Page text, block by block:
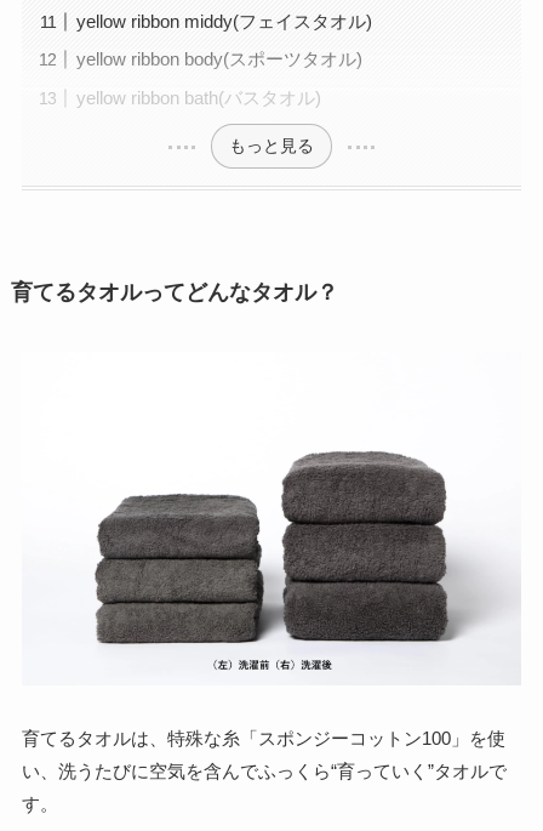
yellow ribbon middy(フェイスタオル)
yellow ribbon body(スポーツタオル)
yellow ribbon bath(バスタオル)
もっと見る
育てるタオルってどんなタオル？
育てるタオルは、特殊な糸「スポンジーコットン100」を使
い、洗うたびに空気を含んでふっくら“育っていく”タオルで
す。